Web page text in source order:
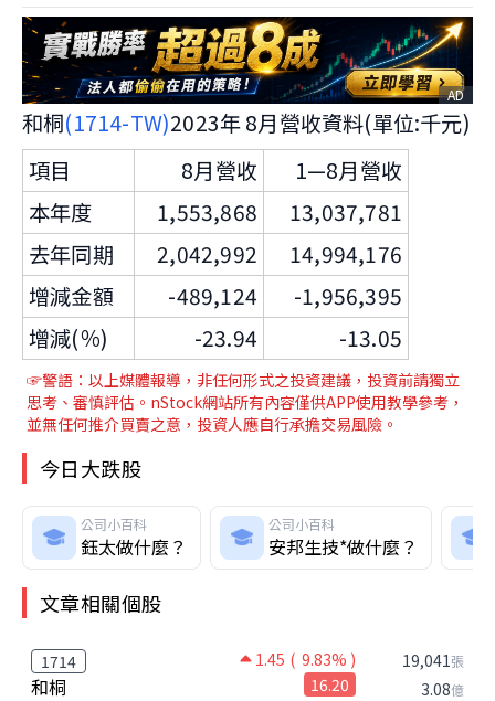
AD
和桐(1714-TW)2023年 8月營收資料(單位:千元)
項目
8月營收
1—8月營收
本年度
1,553,868
13,037,781
去年同期
2,042,992
14,994,176
增減金額
-489,124
-1,956,395
增減(％)
-23.94 -13.05
☞警語：以上媒體報導，非任何形式之投資建議，投資前請獨立
思考、審慎評估。nStock網站所有內容僅供APP使用教學參考，
並無任何推介買賣之意，投資人應自行承擔交易風險。
今日大跌股
公司小百科
鈺太做什麼？
公司小百科
安邦生技*做什麼？
文章相關個股
1714 1.45 ( 9.83% )
和桐 16.20
19,041張
3.08億